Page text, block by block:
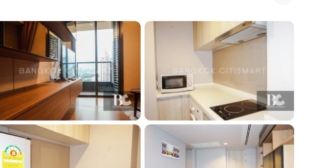
เพิ่มยูนิตเปรียบเทียบ
รายการที่ 3
เลือกยูนิตเพื่อเปรียบเทียบ
เลือกได้สูงสุด 3 รายการ
เปรียบเทียบ